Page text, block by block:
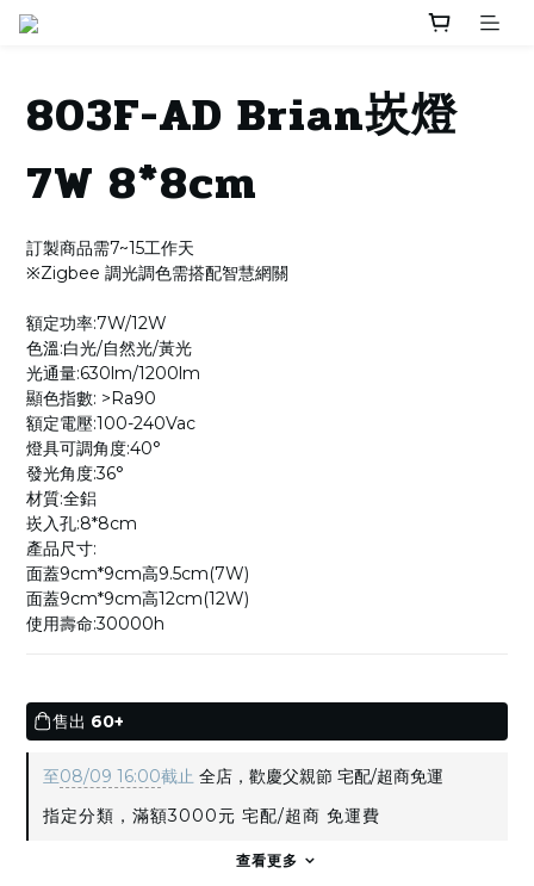
803F-AD Brian崁燈
7W 8*8cm
訂製商品需7~15工作天
※Zigbee 調光調色需搭配智慧網關
額定功率:7W/12W
色溫:白光/自然光/黃光
光通量:630lm/1200lm
顯色指數: >Ra90
額定電壓:100-240Vac
燈具可調角度:40°
發光角度:36°
材質:全鋁
崁入孔:8*8cm
產品尺寸:
面蓋9cm*9cm高9.5cm(7W)
面蓋9cm*9cm高12cm(12W)
使用壽命:30000h
售出 60+
至08/09 16:00截止 全店，歡慶父親節 宅配/超商免運
指定分類，滿額3000元 宅配/超商 免運費
查看更多